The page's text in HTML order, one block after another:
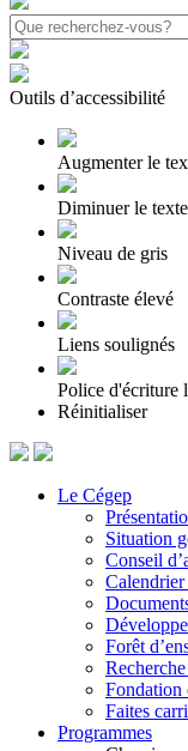
Outils d’accessibilité
Augmenter le
Diminuer le texte
Niveau de gris
Contraste élevé
Liens soulignés
Police d'écriture
Réinitialiser
Le Cégep
Situation
Conseil
Forêt
Fondation
Faites
Programmes